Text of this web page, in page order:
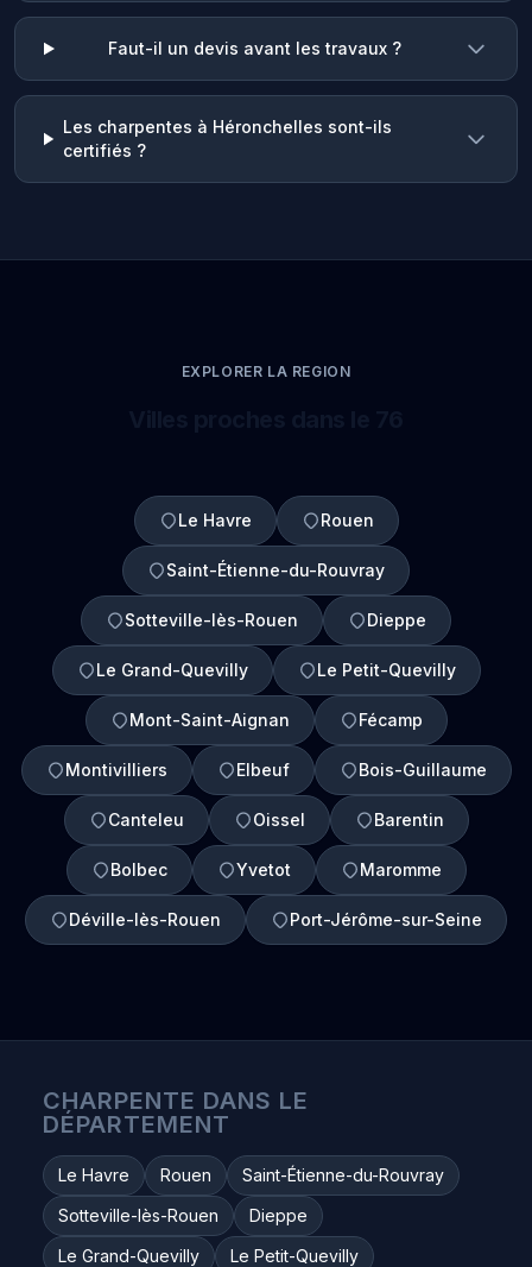
Faut-il un devis avant les travaux ?
Les charpentes à Héronchelles sont-ils
certifiés ?
EXPLORER LA REGION
Le Havre Rouen
Saint-Étienne-du-Rouvray
Sotteville-lès-Rouen Dieppe
Le Grand-Quevilly Le Petit-Quevilly
Mont-Saint-Aignan Fécamp
Montivilliers Elbeuf Bois-Guillaume
Canteleu Oissel Barentin
Bolbec Yvetot Maromme
Déville-lès-Rouen Port-Jérôme-sur-Seine
CHARPENTE DANS LE
DÉPARTEMENT
Le Havre Rouen
Saint-Étienne-du-Rouvray
Sotteville-lès-Rouen
Dieppe
Le Grand-Quevilly
Le Petit-Quevilly